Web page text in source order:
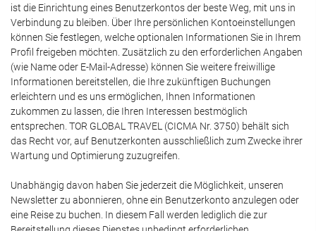
ist die Einrichtung eines Benutzerkontos der beste Weg, mit uns in
Verbindung zu bleiben. Über Ihre persönlichen Kontoeinstellungen
können Sie festlegen, welche optionalen Informationen Sie in Ihrem
Profil freigeben möchten. Zusätzlich zu den erforderlichen Angaben
(wie Name oder E-Mail-Adresse) können Sie weitere freiwillige
Informationen bereitstellen, die Ihre zukünftigen Buchungen
erleichtern und es uns ermöglichen, Ihnen Informationen
zukommen zu lassen, die Ihren Interessen bestmöglich
entsprechen. TOR GLOBAL TRAVEL (CICMA Nr. 3750) behält sich
das Recht vor, auf Benutzerkonten ausschließlich zum Zwecke ihrer
Wartung und Optimierung zuzugreifen.
Unabhängig davon haben Sie jederzeit die Möglichkeit, unseren
Newsletter zu abonnieren, ohne ein Benutzerkonto anzulegen oder
eine Reise zu buchen. In diesem Fall werden lediglich die zur